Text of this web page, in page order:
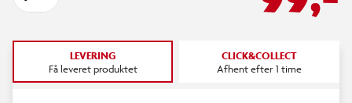
LEVERING
Få leveret produktet
CLICK&COLLECT
Afhent efter 1 time